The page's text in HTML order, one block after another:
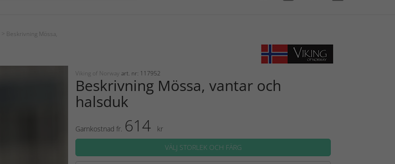
> Beskrivning Mössa,
Viking of Norway art. nr: 117952
Beskrivning Mössa, vantar och
halsduk
Garnkostnad fr. 614
kr
VÄLJ STORLEK OCH FÄRG